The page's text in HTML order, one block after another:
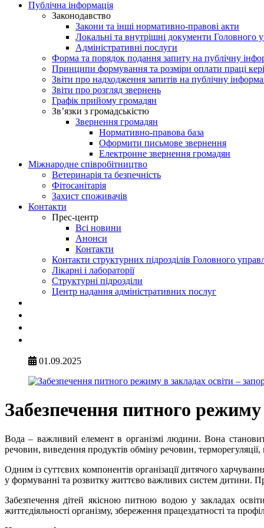
Публічна інформація
Законодавство
Закони та інші нормативно-правові акти
Локальні та внутрішні документи Головного
Адміністративні послуги
Форма та порядок подання запиту на публічну
Принципи формування та розміри оплати праці
Звіти про надходження запитів на публічну
Звіти про розгляд звернень
Графік прийому громадян
Зв’язки з громадськістю
Звернення громадян
Нормативно-правова база
Оформити письмове звернення
Електронне звернення громадян
Міжнародне співробітництво
Ветеринарія та безпечність
Фітосанітарія
Захист споживачів
Контакти
Прес-центр
Всі новини
Анонси
Контакти
Контакти структурних підрозділів Головного
Лікарні і лабораторії
Структурні підрозділи
Центр надання адміністративних послуг
01.09.2025
Забезпечення питного режиму
Вода – важливий елемент в організмі людини. Вона
речовин, виведення продуктів обміну речовин,
Одним із суттєвих компонентів організації дитячого
у формуванні та розвитку життєво важливих систем дитини.
Забезпечення дітей якісною питною водою у закладах
життєдіяльності організму, збереження працездатності та